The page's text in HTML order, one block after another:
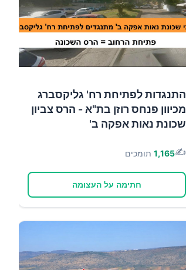
התנגדות לפתיחת רח' גליקסברג
מכיוון פנחס רוזן בת"א - הרס צביון
שכונת נאות אפקה ב'
✍️
1,165 תומכים
חתימה על העצומה